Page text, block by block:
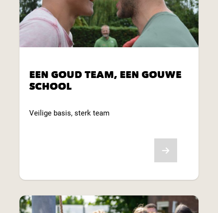
EEN GOUD TEAM, EEN GOUWE
SCHOOL
Veilige basis, sterk team